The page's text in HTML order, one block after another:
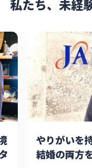
私たち、未経
やりがいを
結婚の両方